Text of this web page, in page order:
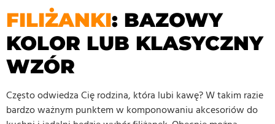
FILIŻANKI: BAZOWY
KOLOR LUB KLASYCZNY
WZÓR
Często odwiedza Cię rodzina, która lubi kawę? W takim razie
bardzo ważnym punktem w komponowaniu akcesoriów do